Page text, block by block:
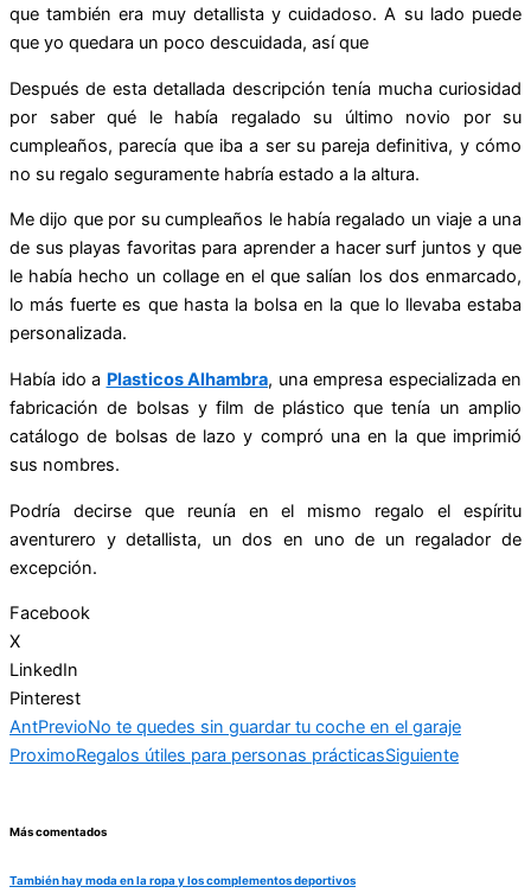
que también era muy detallista y cuidadoso. A su lado puede
que yo quedara un poco descuidada, así que
Después de esta detallada descripción tenía mucha curiosidad
por saber qué le había regalado su último novio por su
cumpleaños, parecía que iba a ser su pareja definitiva, y cómo
no su regalo seguramente habría estado a la altura.
Me dijo que por su cumpleaños le había regalado un viaje a una
de sus playas favoritas para aprender a hacer surf juntos y que
le había hecho un collage en el que salían los dos enmarcado,
lo más fuerte es que hasta la bolsa en la que lo llevaba estaba
personalizada.
Había ido a Plasticos Alhambra, una empresa especializada en
fabricación de bolsas y film de plástico que tenía un amplio
catálogo de bolsas de lazo y compró una en la que imprimió
sus nombres.
Podría decirse que reunía en el mismo regalo el espíritu
aventurero y detallista, un dos en uno de un regalador de
excepción.
Facebook
X
LinkedIn
Pinterest
AntPrevioNo te quedes sin guardar tu coche en el garaje
ProximoRegalos útiles para personas prácticasSiguiente
Más comentados
También hay moda en la ropa y los complementos deportivos